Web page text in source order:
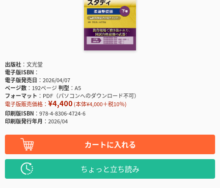
出版社
文光堂
電子版ISBN
電子版発売日
2026/04/07
ページ数
192ページ判型
A5
フォーマット
PDF（パソコンへのダウンロード不可）
電子版販売価格： ¥4,400(本体¥4,000＋税10％)
印刷版ISBN
978-4-8306-4724-6
印刷版発行年月
2026/04
カートに入れる
ちょっと立ち読み